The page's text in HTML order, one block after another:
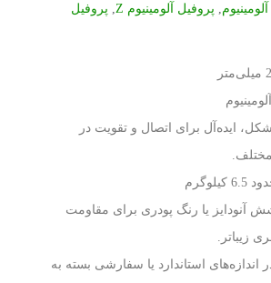
پروفیل آلومینیوم Z
پروفیل
Z شکل، ایده‌آل برای اتصال و تقویت در
آنودایز یا رنگ پودری برای مقاومت
زیباتر.
اندازه‌های استاندارد یا سفارشی بسته به